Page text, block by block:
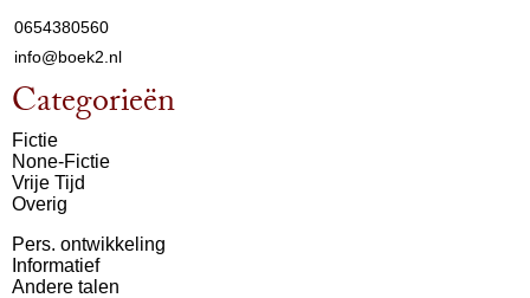
0654380560
info@boek2.nl
Categorieën
Fictie
None-Fictie
Vrije Tijd
Overig
Pers. ontwikkeling
Informatief
Andere talen